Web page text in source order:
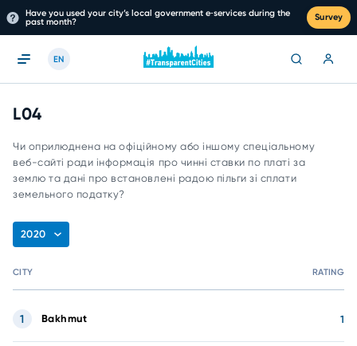
Have you used your city’s local government e‑services during the
past month?
Survey
EN
L04
Чи оприлюднена на офіційному або іншому спеціальному
веб-сайті ради інформація про чинні ставки по платі за
землю та дані про встановлені радою пільги зі сплати
земельного податку?
2020
CITY RATING
Bakhmut 1
1